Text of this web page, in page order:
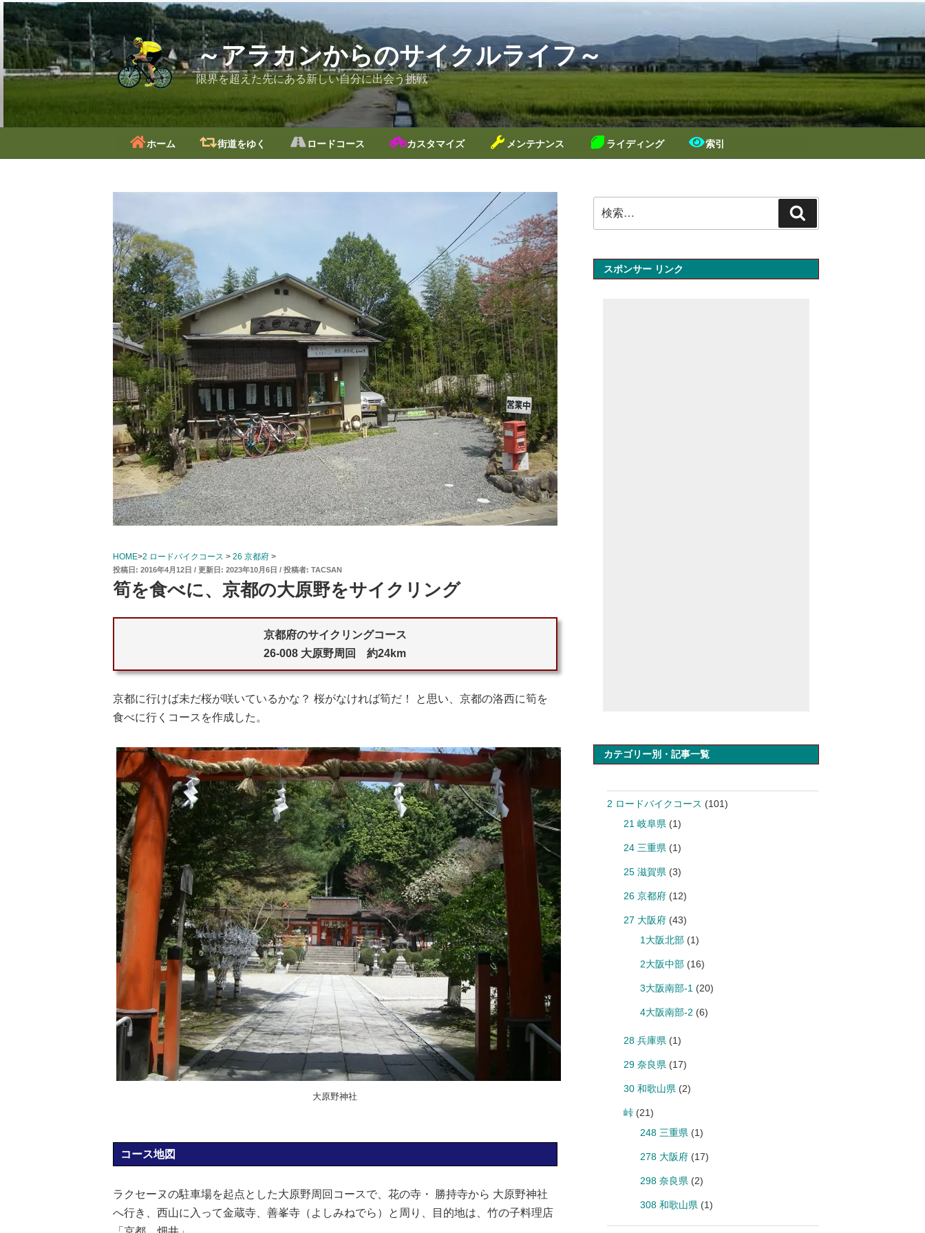
コ
ン
テ
ン
ツ
プ
～アラカンからのサイクルライフ～
限界を超えた先にある新しい自分に出会う挑戦
ホーム 街道をゆく ロードコース カスタマイズ メンテナンス ライディング 索引
HOME>2 ロードバイクコース > 26 京都府>
投
稿
日:
2016年4月12日 2023年10月6日 投稿者: TACSAN
筍を食べに、京都の大原野をサイクリング
京都府のサイクリングコース
26-008 大原野周回 約24km
京都に行けば未だ桜が咲いているかな？ 桜がなければ筍だ！ と思い、京都の洛西に筍を
食べに行くコースを作成した。
大原野神社
コース地図
ラクセーヌの駐車場を起点とした大原野周回コースで、花の寺・ 勝持寺から 大原野神社
へ行き、西山に入って金蔵寺、善峯寺（よしみねでら）と周り、目的地は、竹の子料理店
索:
索
スポンサー リンク
カテゴリー別・記事一覧
2 ロードバイクコース (101)
21 岐阜県 (1)
24 三重県 (1)
25 滋賀県 (3)
26 京都府(12)
27 大阪府(43)
1大阪北部(1)
2大阪中部(16)
3大阪南部-1 (20)
4大阪南部-2 (6)
28 兵庫県 (1)
29 奈良県 (17)
30 和歌山県 (2)
峠(21)
248 三重県 (1)
278 大阪府(17)
298 奈良県 (2)
308 和歌山県 (1)